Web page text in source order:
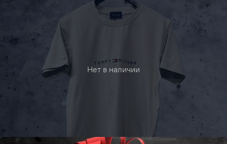
Нет в наличии